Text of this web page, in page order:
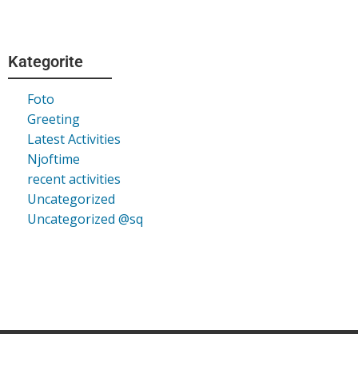
Kategorite
Foto
Greeting
Latest Activities
Njoftime
recent activities
Uncategorized
Uncategorized @sq